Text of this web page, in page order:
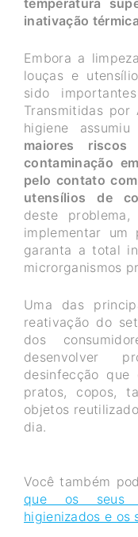
inativação
Embora a
louças e
sido
Transmitidas por
higiene
maiores
contaminação
pelo contato
utensílios de
deste
implementar um
garanta a total
microrganismos
Uma das
reativação do
dos
desenvolver
desinfecção
pratos, copos,
objetos
dia.
Você também
que os seus
higienizados e os